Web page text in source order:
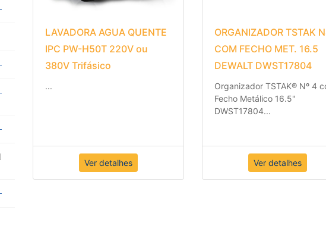
LAVADORA AGUA QUENTE
ORGANIZADOR TSTAK N4
COM FECHO MET. 16.5
DEWALT DWST17804
DWST17804...